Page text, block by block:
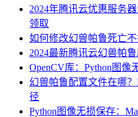
2024年腾讯云优惠服务
领取
如何修改幻兽帕鲁死亡
2024最新腾讯云幻兽帕
OpenCV库：Python图像
幻兽帕鲁配置文件在哪
径
Python图像无损保存：